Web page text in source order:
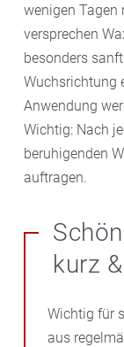
wenigen Tagen
versprechen
besonders
Wuchsrichtung
Anwendung
Wichtig: Nach
beruhigenden
auftragen.
kurz
Wichtig für
aus